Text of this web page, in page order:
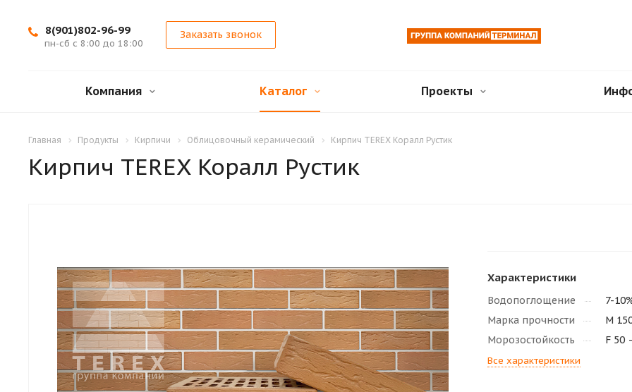
8(901)802-96-99
пн-сб с 8:00 до 18:00
Заказать звонок
Компания Каталог Проекты
Главная Продукты Кирпичи Облицовочный керамический Кирпич TEREX Коралл Рустик
Кирпич TEREX Коралл Рустик
Характеристики
Водопоглощение
7-
Марка прочности
М
Морозостойкость
F 50
Все характеристики